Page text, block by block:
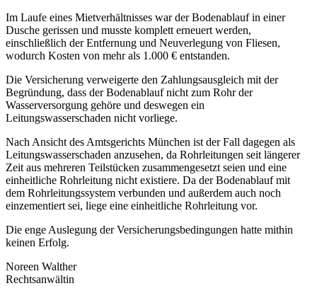
Im Laufe eines Mietverhältnisses war der Bodenablauf in einer
Dusche gerissen und musste komplett erneuert werden,
einschließlich der Entfernung und Neuverlegung von Fliesen,
wodurch Kosten von mehr als 1.000 € entstanden.
Die Versicherung verweigerte den Zahlungsausgleich mit der
Begründung, dass der Bodenablauf nicht zum Rohr der
Wasserversorgung gehöre und deswegen ein
Leitungswasserschaden nicht vorliege.
Nach Ansicht des Amtsgerichts München ist der Fall dagegen als
Leitungswasserschaden anzusehen, da Rohrleitungen seit längerer
Zeit aus mehreren Teilstücken zusammengesetzt seien und eine
einheitliche Rohrleitung nicht existiere. Da der Bodenablauf mit
dem Rohrleitungssystem verbunden und außerdem auch noch
einzementiert sei, liege eine einheitliche Rohrleitung vor.
Die enge Auslegung der Versicherungsbedingungen hatte mithin
keinen Erfolg.
Noreen Walther
Rechtsanwältin